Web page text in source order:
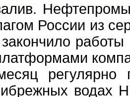
России из
регулярно
водах